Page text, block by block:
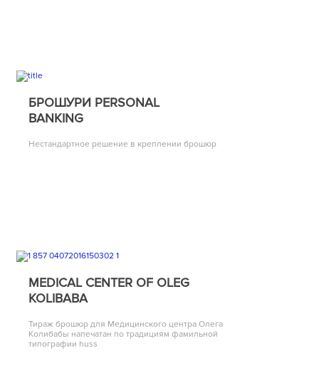
БРОШУРИ PERSONAL
BANKING
Нестандартное решение в креплении брошюр
MEDICAL CENTER OF OLEG
KOLIBABA
Тираж брошюр для Медицинского центра Олега
Колибабы напечатан по традициям фамильной
типографии huss